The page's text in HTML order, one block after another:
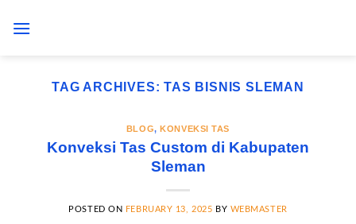
TAG ARCHIVES:TAS BISNIS SLEMAN
BLOG,KONVEKSI TAS
Konveksi Tas Custom di Kabupaten
Sleman
POSTED ON FEBRUARY 13, 2025 BY WEBMASTER